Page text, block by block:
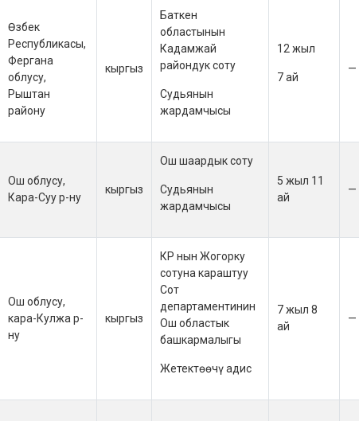
Өзбек
Республикасы,
Фергана
облусу,
Рыштан
району
кыргыз
Баткен
областынын
Кадамжай
райондук соту
Судьянын
жардамчысы
12 жыл
7 ай
—
Ош облусу,
Кара-Суу р-ну
кыргыз
Ош шаардык соту
Судьянын
жардамчысы
5 жыл 11
ай
—
Ош облусу,
кара-Кулжа р-
ну
кыргыз
КР нын Жогорку
сотуна караштуу
Сот
департаментинин
Ош областык
башкармалыгы
Жетектөөчү адис
7 жыл 8
ай
—